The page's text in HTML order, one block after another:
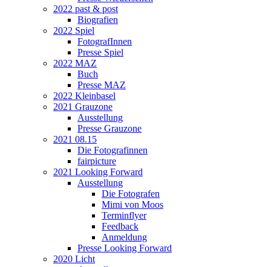
2022 past & post
Biografien
2022 Spiel
FotografInnen
Presse Spiel
2022 MAZ
Buch
Presse MAZ
2022 Kleinbasel
2021 Grauzone
Ausstellung
Presse Grauzone
2021 08.15
Die Fotografinnen
fairpicture
2021 Looking Forward
Ausstellung
Die Fotografen
Mimi von Moos
Terminflyer
Feedback
Anmeldung
Presse Looking Forward
2020 Licht